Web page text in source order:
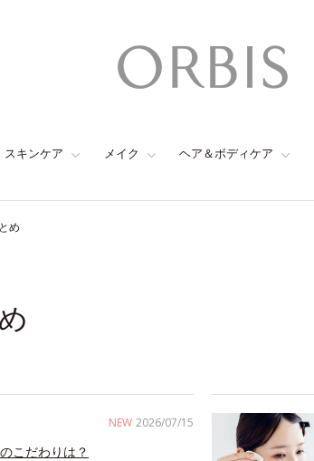
スキンケア メイク ヘア＆ボディケア
め
NEW 2026/07/15
こだわりは？